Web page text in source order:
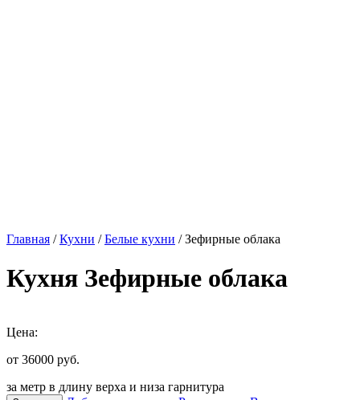
Главная /Кухни /Белые кухни / Зефирные облака
Кухня Зефирные облака
Цена:
от 36000 руб.
за метр в длину верха и низа гарнитура